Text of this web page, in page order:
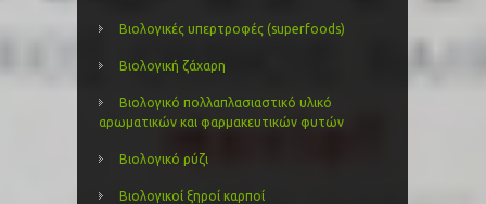
Βιολογικές υπερτροφές (superfoods)
Βιολογική ζάχαρη
Βιολογικό πολλαπλασιαστικό υλικό
αρωματικών και φαρμακευτικών φυτών
Βιολογικό ρύζι
Βιολογικοί ξηροί καρποί